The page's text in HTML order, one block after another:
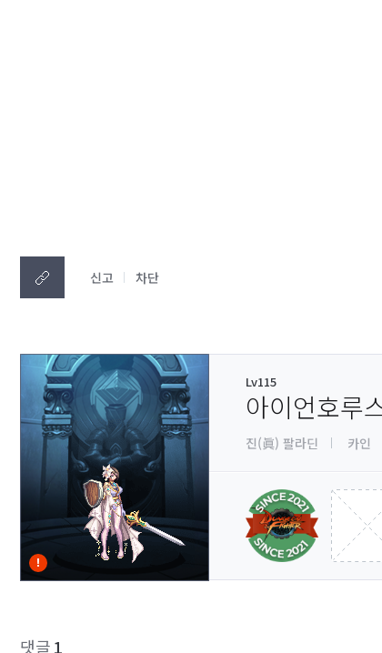
신고 차단
Lv115
아이언호루
진(眞) 팔라딘 카인
댓글1